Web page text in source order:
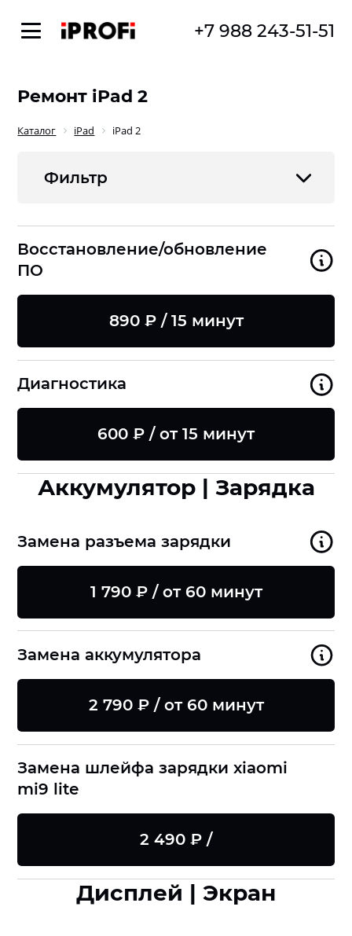
+7 988 243-51-51
Ремонт iPad 2
Каталог iPad iPad 2
Фильтр
Восстановление/обновление
ПО
890 ₽ / 15 минут
Диагностика
600 ₽ / от 15 минут
Аккумулятор | Зарядка
Замена разъема зарядки
1 790 ₽ / от 60 минут
Замена аккумулятора
2 790 ₽ / от 60 минут
Замена шлейфа зарядки xiaomi
mi9 lite
2 490 ₽ /
Дисплей | Экран